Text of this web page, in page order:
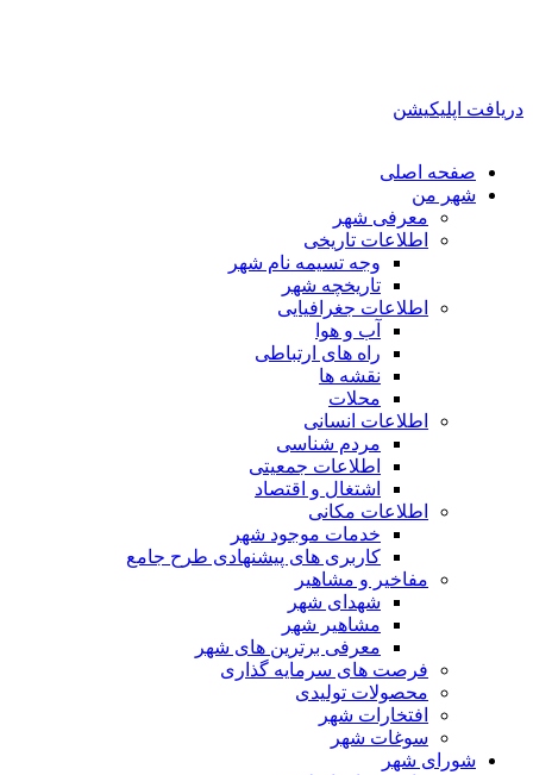
دریافت اپلیکیشن
صفحه اصلی
شهر من
معرفی شهر
اطلاعات تاریخی
وجه تسیمه نام شهر
تاریخچه شهر
اطلاعات جغرافیایی
آب و هوا
راه های ارتباطی
نقشه ها
محلات
اطلاعات انسانی
مردم شناسی
اطلاعات جمعیتی
اشتغال و اقتصاد
اطلاعات مکانی
خدمات موجود شهر
کاربری های پیشنهادی طرح جامع
مفاخیر و مشاهیر
شهدای شهر
مشاهیر شهر
معرفی برترین های شهر
فرصت های سرمایه گذاری
محصولات تولیدی
افتخارات شهر
سوغات شهر
شورای شهر